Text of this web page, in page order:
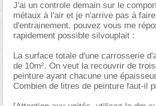
J'ai un controle demain sur le
métaux à l'air et je n'arrive pas à
d'entrainement. pouvez vous me
rapidement possible silvouplait :
La surface totale d'une carrosserie
de 10m². On veut la recouvrir de
peinture ayant chacune une
Combien de litres de peinture faut-il